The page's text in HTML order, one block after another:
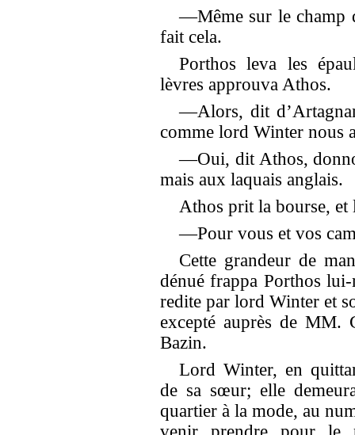
—Même sur le champ
fait cela.
Porthos leva les
lèvres approuva Athos.
—Alors, dit
comme lord Winter nous
—Oui, dit Athos,
mais aux laquais anglais.
Athos prit la bourse, et
—Pour vous et vos
Cette grandeur de
dénué frappa Porthos lui-
redite par lord Winter et
excepté auprès de MM.
Bazin.
Lord Winter, en
de sa sœur; elle
quartier à la mode, au